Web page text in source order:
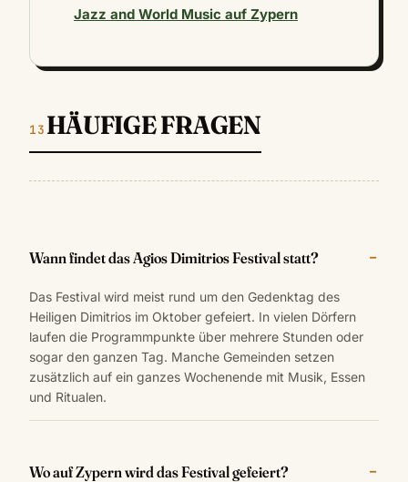
Jazz and World Music auf Zypern
HÄUFIGE FRAGEN
Wann findet das Agios Dimitrios Festival statt?
Das Festival wird meist rund um den Gedenktag des
Heiligen Dimitrios im Oktober gefeiert. In vielen Dörfern
laufen die Programmpunkte über mehrere Stunden oder
sogar den ganzen Tag. Manche Gemeinden setzen
zusätzlich auf ein ganzes Wochenende mit Musik, Essen
und Ritualen.
Wo auf Zypern wird das Festival gefeiert?